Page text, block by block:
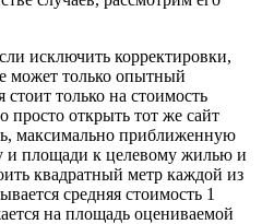
исключить корректировки,
может только опытный
только на стоимость
открыть тот же сайт
максимально приближенную
и площади к целевому жилью и
квадратный метр каждой из
средняя стоимость 1
на площадь оцениваемой